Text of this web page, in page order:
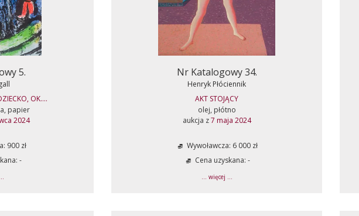
5.
OK....
papier
2024
900 zł
-
Nr Katalogowy 34.
Henryk Płóciennik
AKT STOJĄCY
olej, płótno
aukcja z7 maja 2024
Wywoławcza: 6 000 zł
Cena uzyskana: -
... więcej ...